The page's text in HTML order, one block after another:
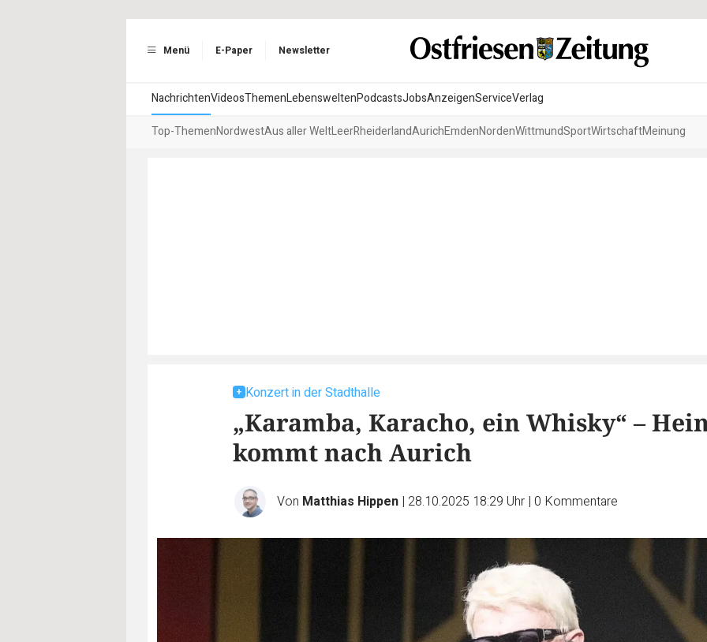
Menü E-Paper Newsletter
NachrichtenVideosThemenLebensweltenPodcastsJobsAnzeigenServiceVerlag
Top-ThemenNordwestAus aller WeltLeerRheiderlandAurichEmdenNordenWittmundSportWirtschaftMeinung
Konzert in der Stadthalle
„Karamba, Karacho, ein Whisky“ –
kommt nach Aurich
Von Matthias Hippen | 28.10.2025 18:29 Uhr | 0 Kommentare